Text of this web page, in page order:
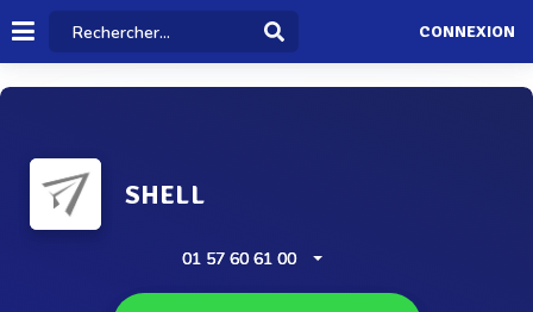
CONNEXION
SHELL
01 57 60 61 00